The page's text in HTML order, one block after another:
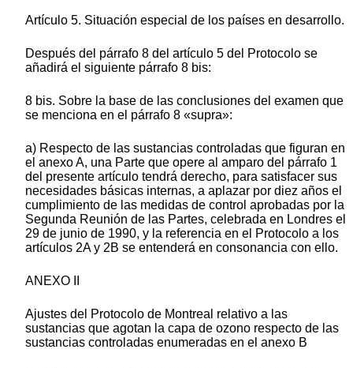
Artículo 5. Situación especial de los países en desarrollo.
Después del párrafo 8 del artículo 5 del Protocolo se
añadirá el siguiente párrafo 8 bis:
8 bis. Sobre la base de las conclusiones del examen que
se menciona en el párrafo 8 «supra»:
a) Respecto de las sustancias controladas que figuran en
el anexo A, una Parte que opere al amparo del párrafo 1
del presente artículo tendrá derecho, para satisfacer sus
necesidades básicas internas, a aplazar por diez años el
cumplimiento de las medidas de control aprobadas por la
Segunda Reunión de las Partes, celebrada en Londres el
29 de junio de 1990, y la referencia en el Protocolo a los
artículos 2A y 2B se entenderá en consonancia con ello.
ANEXO II
Ajustes del Protocolo de Montreal relativo a las
sustancias que agotan la capa de ozono respecto de las
sustancias controladas enumeradas en el anexo B